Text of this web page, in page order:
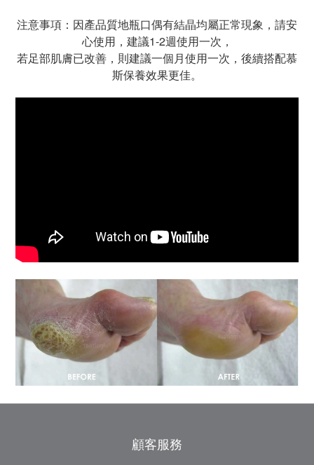
注意事項：因產品質地瓶口偶有結晶均屬正常現象，請安
心使用，建議1-2週使用一次，
若足部肌膚已改善，則建議一個月使用一次，後續搭配慕
斯保養效果更佳。
顧客服務